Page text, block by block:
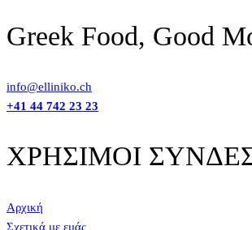
Greek Food, Good
info@elliniko.ch
+41 44 742 23 23
ΧΡΗΣΙΜΟΙ
Αρχική
Σχετικά με εμάς